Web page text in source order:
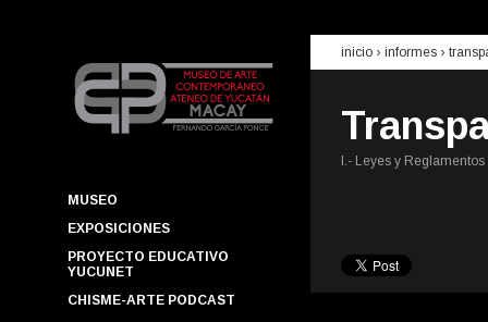
MUSEO
EXPOSICIONES
PROYECTO EDUCATIVO
YUCUNET
CHISME-ARTE PODCAST
inicio › informes ›
I.- Leyes y Reglamentos